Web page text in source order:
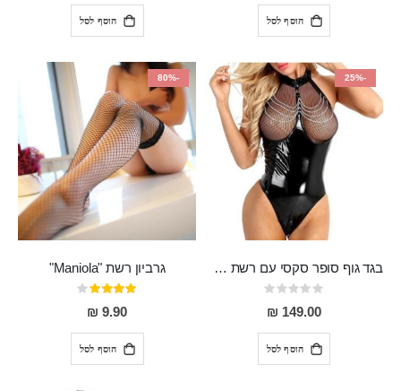
הוסף לסל הוסף לסל
-25%
בגד גוף סופר סקסי עם רשת שקופה בחזה ושרשרות מלמעלה וריצרץ מלמטה Pan במפשעה
Rating:
0%
149.00 ₪
הוסף לסל
-80%
גרביון רשת "Maniola"
דירוג:
80%
9.90 ₪
הוסף לסל